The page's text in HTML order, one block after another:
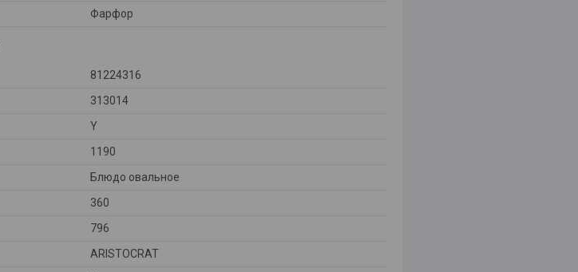
Фарфор
81224316
313014
Y
1190
Блюдо овальное
360
796
ARISTOCRAT